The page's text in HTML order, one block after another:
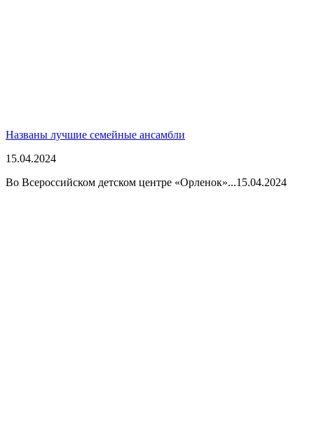
Названы лучшие семейные ансамбли
15.04.2024
Во Всероссийском детском центре «Орленок»...15.04.2024